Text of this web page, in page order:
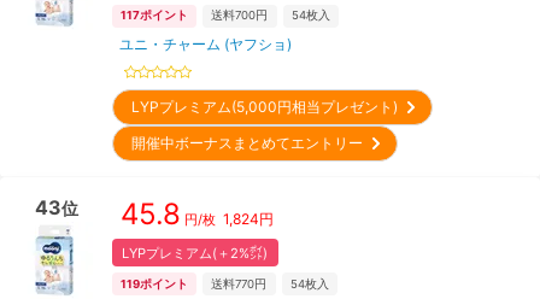
117ポイント 送料700円 54枚入
ユニ・チャーム (ヤフショ)
LYPプレミアム(5,000円相当プレゼント)
開催中ボーナスまとめてエントリー
43位 45.8 円/枚 1,824円
LYPプレミアム(＋2%㌽)
119ポイント 送料770円 54枚入